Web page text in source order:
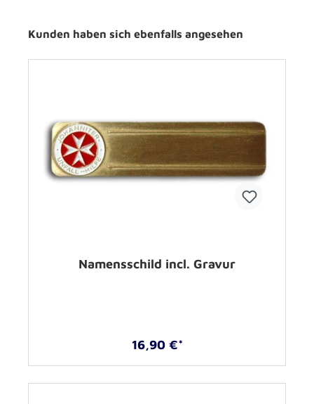
Kunden haben sich ebenfalls angesehen
Namensschild incl. Gravur
16,90 €*